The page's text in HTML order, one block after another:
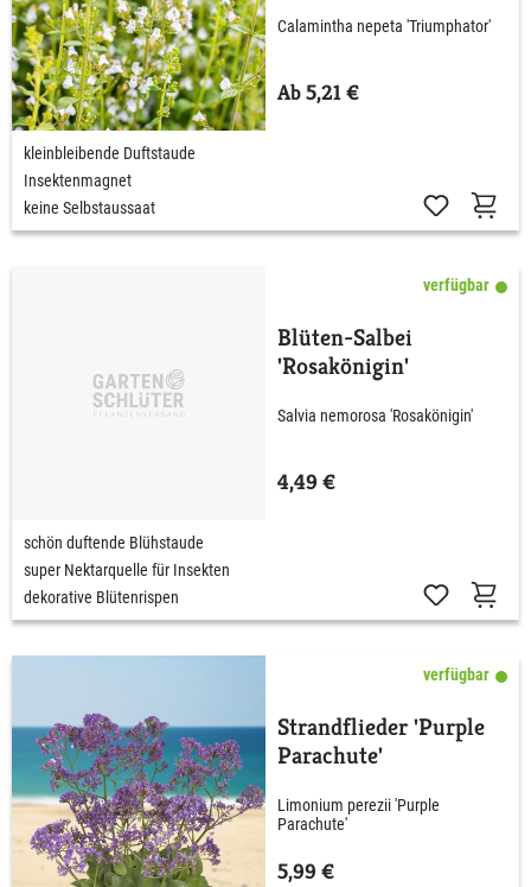
Calamintha nepeta 'Triumphator'
Ab 5,21 €
kleinbleibende Duftstaude
Insektenmagnet
keine Selbstaussaat
verfügbar
Blüten-Salbei
'Rosakönigin'
Salvia nemorosa 'Rosakönigin'
4,49 €
schön duftende Blühstaude
super Nektarquelle für Insekten
dekorative Blütenrispen
verfügbar
Strandflieder 'Purple
Parachute'
Limonium perezii 'Purple
Parachute'
5,99 €